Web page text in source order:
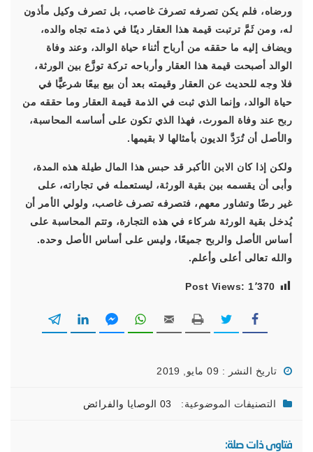
ورضاه، فلم يكن تصرفه تصرفَ غاصب، بل تصرف وكيل مأذون
له، ومن ثَمَّ ترتبت قيمة هذا العقار دينًا في ذمته تجاه والده،
ويضاف إليه ما حققه من أرباح أثناء حياة الوالد، وعند وفاة
الوالد أصبحت قيمة هذا العقار وأرباحه تركة توزَّع بين الورثة،
فلا وجه للحديث عن العقار وقيمته بعد أن بيع بيعًا شرعيًّا في
حياة الوالد، وإنما الذي ثبت في الذمة قيمة العقار وما حققه من
ربح عند وفاة المورث، فهذا الذي تكون على أساسه المحاسبة،
والأصل أن تُرَدَّ الديون بأمثالها لا بقيمها.
ولكن إذا كان الابن الأكبر قد حبس هذا المال طيلة هذه المدة،
وأبى أن يقسمه بين بقية الورثة، ليستعمله في تجاراته، على
غير رضًا وتشاور معهم، فتصرفه تصرف غاصب، ولولي الأمر أن
يُدخل بقية الورثة شركاء في هذه التجارة، وتتم المحاسبة على
أساس الأصل والربح جميعًا، وليس على أساس الأصل وحده.
والله تعالى أعلى وأعلم.
Post Views: 1٬370
تاريخ النشر : 09 مايو, 2019
التصنيفات الموضوعية: 03 الوصايا والفرائض
فتاوى ذات صلة: